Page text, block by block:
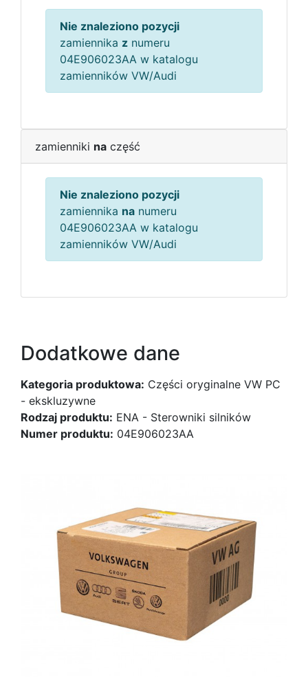
Nie znaleziono pozycji
zamiennika z numeru
04E906023AA w katalogu
zamienników VW/Audi
zamienniki na część
Nie znaleziono pozycji
zamiennika na numeru
04E906023AA w katalogu
zamienników VW/Audi
Dodatkowe dane
Kategoria produktowa: Części oryginalne VW PC
- ekskluzywne
Rodzaj produktu: ENA - Sterowniki silników
Numer produktu: 04E906023AA